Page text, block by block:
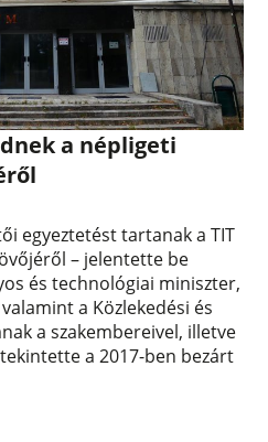
a népligeti
egyeztetést tartanak a TIT
– jelentette be
és technológiai miniszter,
a Közlekedési és
a szakembereivel, illetve
a 2017-ben bezárt